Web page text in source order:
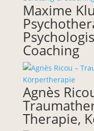
Maxime
Coaching
Agnès
Therapie,